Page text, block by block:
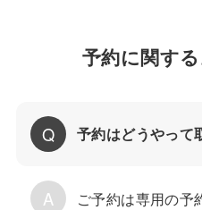
予約に関す
予約はどうやって
ご予約は専用の予